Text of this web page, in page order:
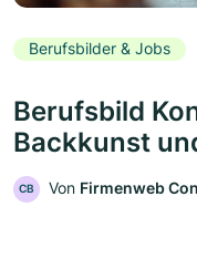
Berufsbilder & Jobs
Berufsbild
Backkunst
CB Von Firmenweb